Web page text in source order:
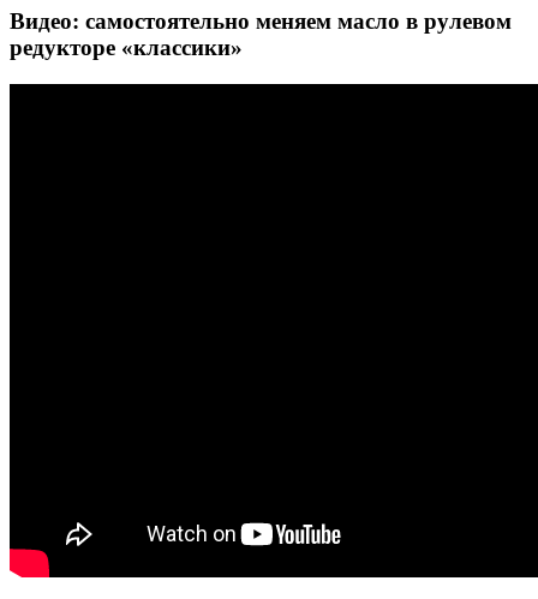
Видео: самостоятельно меняем масло в рулевом
редукторе «классики»